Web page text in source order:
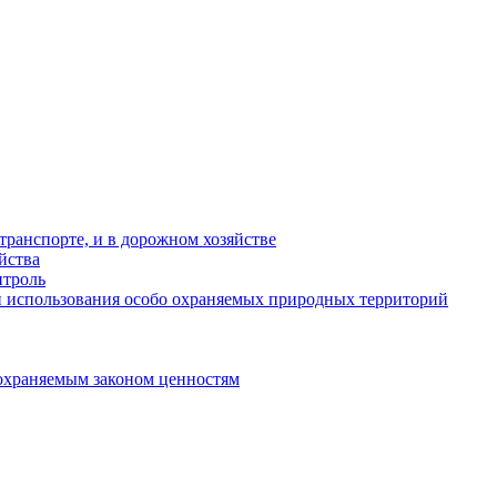
и в дорожном хозяйстве
особо охраняемых природных территорий
законом ценностям